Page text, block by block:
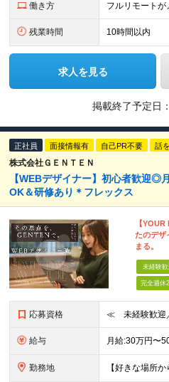
働き方 フルリモートが
残業時間 10時間以内
求人を見る
掲載終了予定日：
正社員 面接情報有 自己PR不要 話
株式会社ＧＥＮＴＥＮ
【WEBデザイナー】初⼼者歓迎◎
OK＆研修あり＊フレックス
【
たのデザ
まる。
未経験歓
完全週休
応募資格
給与
勤務地